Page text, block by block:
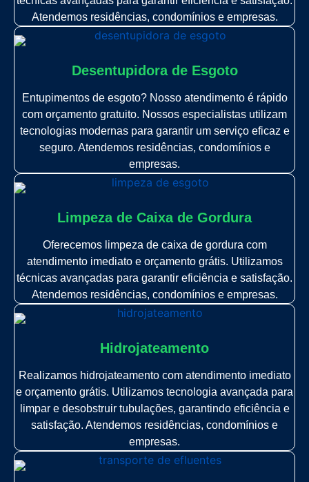
Atendemos residências, condomínios e empresas.
Desentupidora de Esgoto
Entupimentos de esgoto? Nosso atendimento é rápido
com orçamento gratuito. Nossos especialistas utilizam
tecnologias modernas para garantir um serviço eficaz e
seguro. Atendemos residências, condomínios e
empresas.
Limpeza de Caixa de Gordura
Oferecemos limpeza de caixa de gordura com
atendimento imediato e orçamento grátis. Utilizamos
técnicas avançadas para garantir eficiência e satisfação.
Atendemos residências, condomínios e empresas.
Hidrojateamento
Realizamos hidrojateamento com atendimento imediato
e orçamento grátis. Utilizamos tecnologia avançada para
limpar e desobstruir tubulações, garantindo eficiência e
satisfação. Atendemos residências, condomínios e
empresas.